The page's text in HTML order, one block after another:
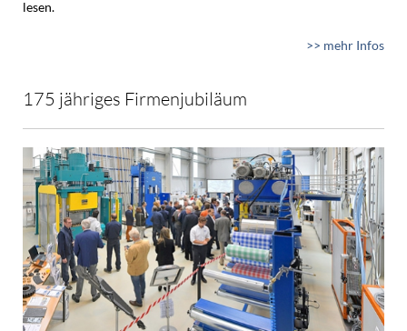
lesen.
>> mehr Infos
175 jähriges Firmenjubiläum